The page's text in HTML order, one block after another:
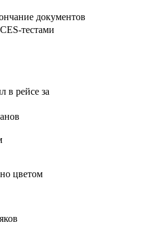
документов
тестами
в рейсе за
цветом